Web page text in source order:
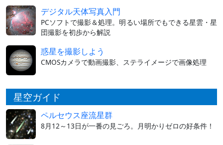
デジタル天体写真入門
PCソフトで撮影＆処理。明るい場所でもできる星雲・星
団撮影を初歩から解説
惑星を撮影しよう
CMOSカメラで動画撮影、ステライメージで画像処理
星空ガイド
ペルセウス座流星群
8月12～13日が一番の見ごろ。月明かりゼロの好条件！